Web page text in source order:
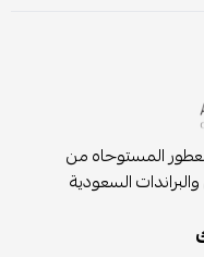
المستوحاه من
السعودية